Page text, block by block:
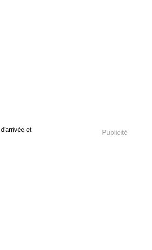
et
Publicité